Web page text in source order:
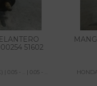
51602
- ... | 0.05 - ...